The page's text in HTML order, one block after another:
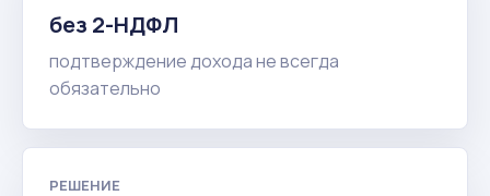
без 2-НДФЛ
подтверждение дохода не всегда
обязательно
РЕШЕНИЕ